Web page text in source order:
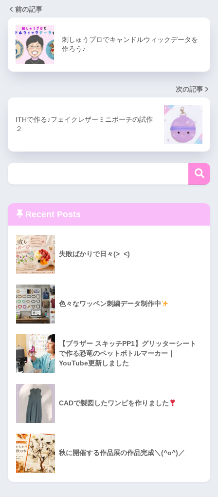
前の記事
刺しゅうプロでキャンドルウィックデータを
作ろう♪
次の記事
ITHで作る♪フェイクレザーミニポーチの試作
２
Recent Posts
失敗ばかりで日々(>_<)
色々なワッペン刺繍データ制作中
【ブラザー スキッチPP1】グリッターシート
で作る恐竜のペットボトルマーカー｜
YouTube更新しました
CADで製図したワンピを作りました
秋に開催する作品展の作品完成＼(^o^)／